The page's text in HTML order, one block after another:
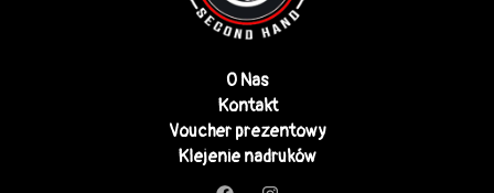
O Nas
Kontakt
Voucher prezentowy
Klejenie nadruków